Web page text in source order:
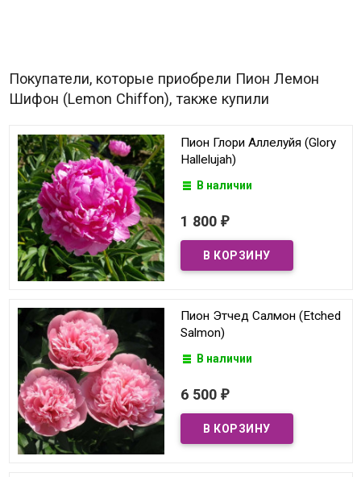
Покупатели, которые приобрели Пион Лемон
Шифон (Lemon Chiffon), также купили
Пион Глори Аллелуйя (Glory
Hallelujah)
В наличии
1 800 ₽
Пион Этчед Салмон (Etched
Salmon)
В наличии
6 500 ₽